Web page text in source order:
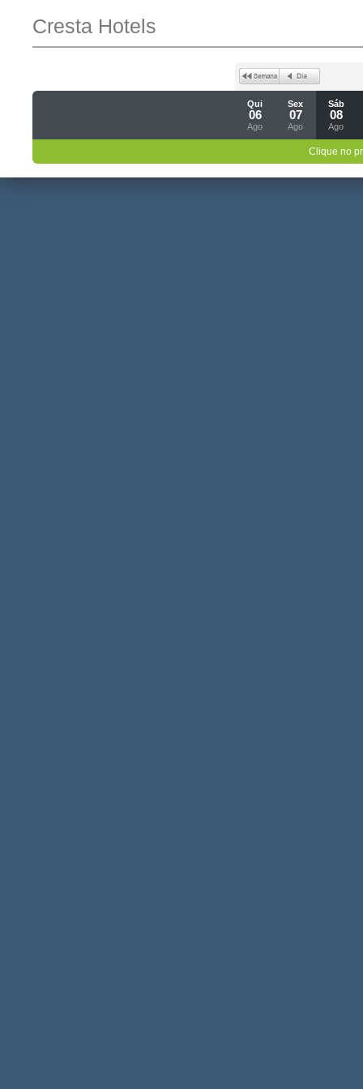
Cresta Hotels
Qui
06
Ago
Sex
07
Ago
Sáb
08
Ago
Clique no